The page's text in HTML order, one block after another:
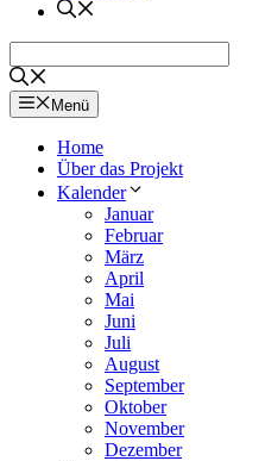
Menü
Home
Über das Projekt
Kalender
Januar
Februar
März
April
Mai
Juni
Juli
August
September
Oktober
November
Dezember